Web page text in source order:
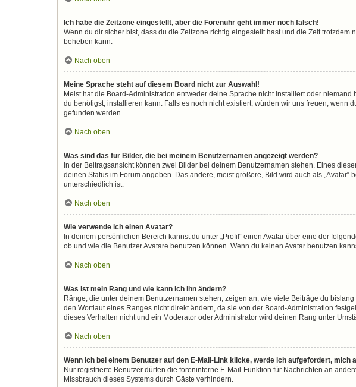
Ich habe die Zeitzone eingestellt, aber die Forenuhr geht immer noch falsch!
Wenn du dir sicher bist, dass du die Zeitzone richtig eingestellt hast und die Zeit
beheben kann.
Nach oben
Meine Sprache steht auf diesem Board nicht zur Auswahl!
Meist hat die Board-Administration entweder deine Sprache nicht installiert oder
du benötigst, installieren kann. Falls es noch nicht existiert, würden wir uns freuen, wenn
gefunden werden.
Nach oben
Was sind das für Bilder, die bei meinem Benutzernamen angezeigt werden?
In der Beitragsansicht können zwei Bilder bei deinem Benutzernamen stehen. Eines
deinen Status im Forum angeben. Das andere, meist größere, Bild wird auch als
unterschiedlich ist.
Nach oben
Wie verwende ich einen Avatar?
In deinem persönlichen Bereich kannst du unter „Profil“ einen Avatar über eine der
ob und wie die Benutzer Avatare benutzen können. Wenn du keinen Avatar benutzen
Nach oben
Was ist mein Rang und wie kann ich ihn ändern?
Ränge, die unter deinem Benutzernamen stehen, zeigen an, wie viele Beiträge du
den Wortlaut eines Ranges nicht direkt ändern, da sie von der Board-Administration
dieses Verhalten nicht und ein Moderator oder Administrator wird deinen Rang unter
Nach oben
Wenn ich bei einem Benutzer auf den E-Mail-Link klicke, werde ich aufgefordert, mich
Nur registrierte Benutzer dürfen die foreninterne E-Mail-Funktion für Nachrichten an
Missbrauch dieses Systems durch Gäste verhindern.